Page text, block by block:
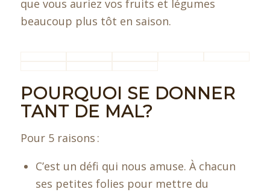
que vous auriez vos fruits et légumes
beaucoup plus tôt en saison.
POURQUOI SE DONNER
TANT DE MAL?
Pour 5 raisons :
C’est un défi qui nous amuse. À chacun
ses petites folies pour mettre du